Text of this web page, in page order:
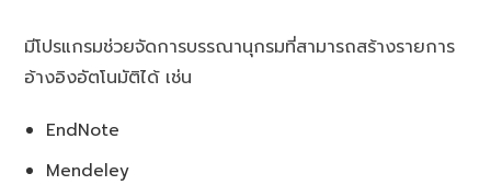
มีโปรแกรมช่วยจัดการบรรณานุกรมที่สามารถสร้างรายการ
อ้างอิงอัตโนมัติได้ เช่น
EndNote
Mendeley